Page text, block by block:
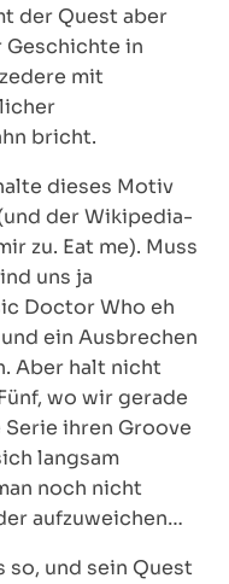
der Quest aber
in
mit
bricht.
dieses Motiv
der Wikipedia-
zu. Eat me). Muss
uns ja
Doctor Who eh
ein Ausbrechen
Aber halt nicht
wo wir gerade
ihren Groove
langsam
noch nicht
aufzuweichen…
so, und sein Quest